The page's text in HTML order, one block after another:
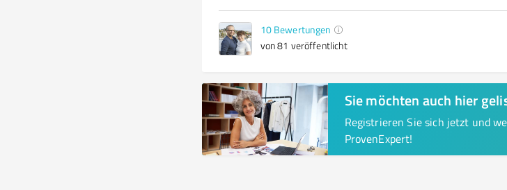
10 Bewertungen
von 81 veröffentlicht
Sie möchten auch hier
Registrieren Sie sich jetzt und
ProvenExpert!